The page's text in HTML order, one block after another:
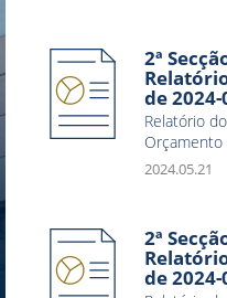
2ª
de 2024-
Relatório
2024.05.21
2ª
de 2024-